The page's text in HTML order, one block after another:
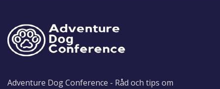
Adventure Dog Conference - Råd och tips om